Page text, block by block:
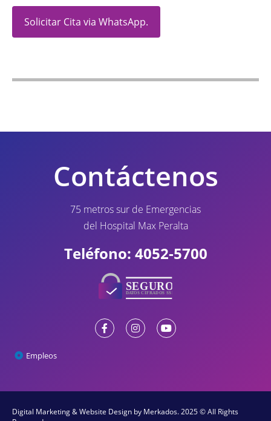
Solicitar Cita via WhatsApp.
Contáctenos
75 metros sur de Emergencias
del Hospital Max Peralta
Teléfono: 4052-5700
Empleos
Digital Marketing & Website Design by Merkados. 2025 © All Rights